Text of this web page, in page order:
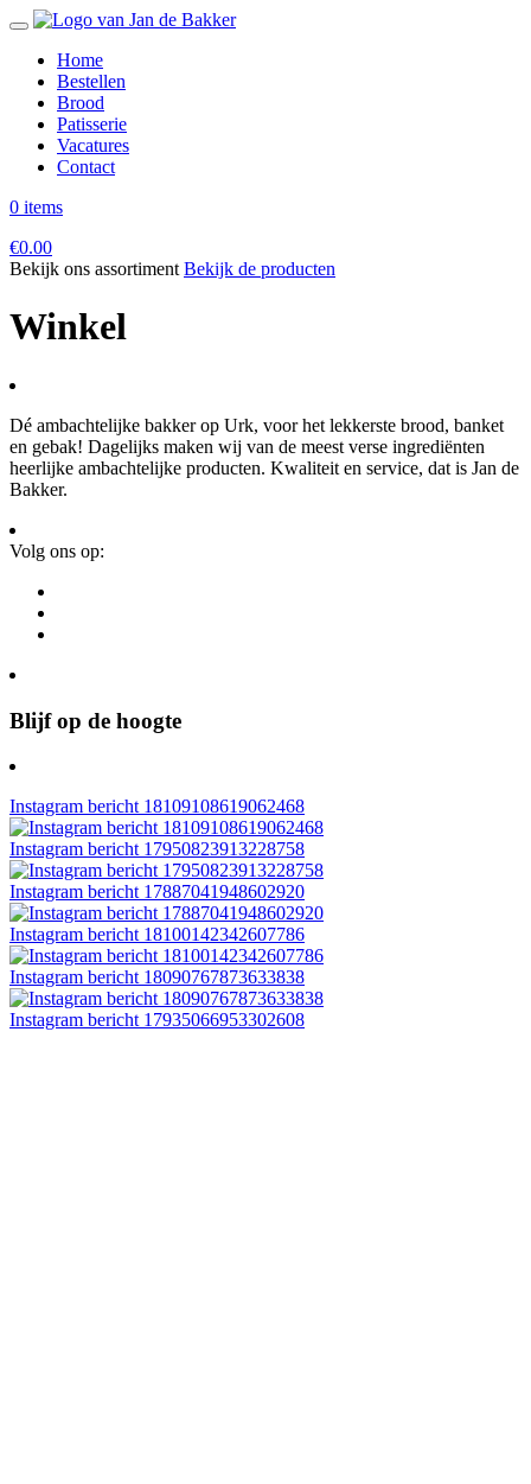
Home
Bestellen
Brood
Patisserie
Vacatures
Contact
0 items
€0.00
Bekijk ons assortiment Bekijk de producten
Winkel
Dé ambachtelijke bakker op Urk, voor het lekkerste brood, banket
en gebak! Dagelijks maken wij van de meest verse ingrediënten
heerlijke ambachtelijke producten. Kwaliteit en service, dat is Jan de
Bakker.
Volg ons op:
Blijf op de hoogte
Instagram bericht 18109108619062468
Instagram bericht 17950823913228758
Instagram bericht 17887041948602920
Instagram bericht 18100142342607786
Instagram bericht 18090767873633838
Instagram bericht 17935066953302608